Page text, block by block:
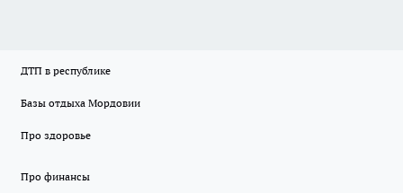
ДТП в республике
Базы отдыха Мордовии
Про здоровье
Про финансы